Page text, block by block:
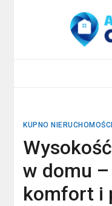
KUPNO NIERUCHOMOŚCI
w domu
komfort i